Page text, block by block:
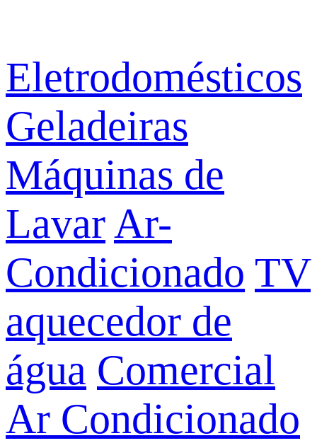
Eletrodomésticos
Geladeiras
Máquinas de
LavarAr-
Condicionado TV
aquecedor de
água Comercial
Ar Condicionado